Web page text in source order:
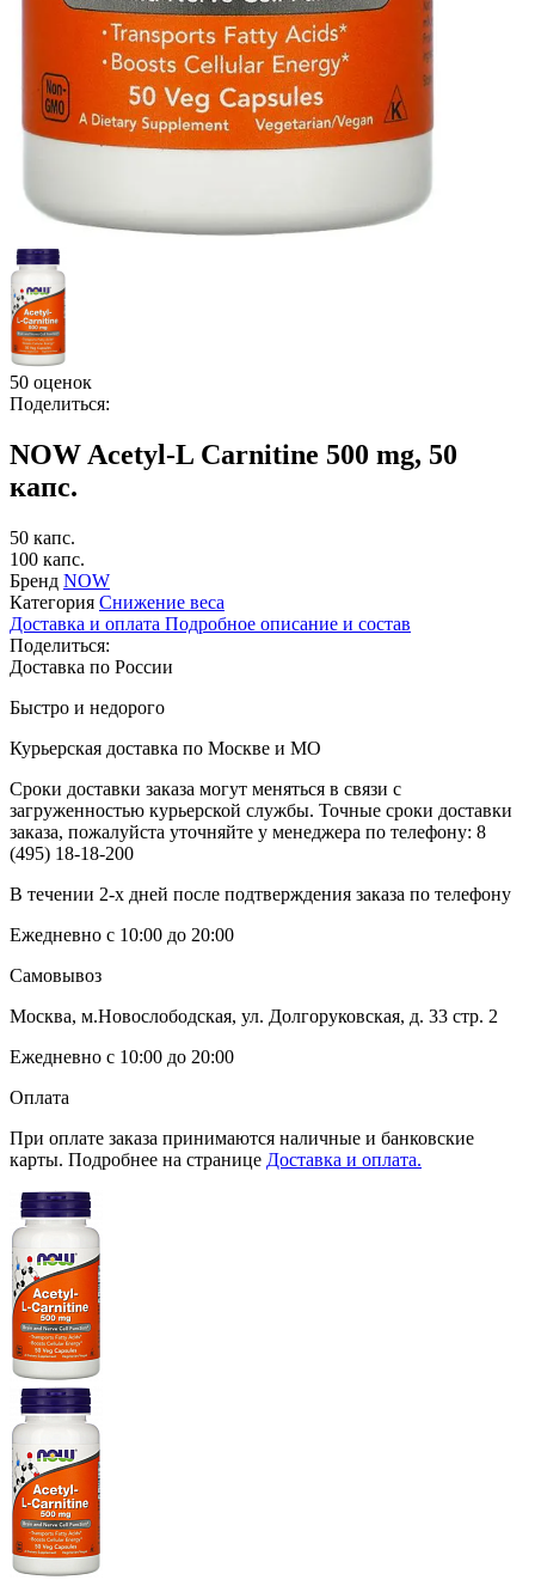
50 оценок
Поделиться:
NOW Acetyl-L Carnitine 500 mg, 50
капс.
50 капс.
100 капс.
Бренд NOW
Категория Снижение веса
Доставка и оплата Подробное описание и состав
Поделиться:
Доставка по России
Быстро и недорого
Курьерская доставка по Москве и МО
Сроки доставки заказа могут меняться в связи с
загруженностью курьерской службы. Точные сроки доставки
заказа, пожалуйста уточняйте у менеджера по телефону: 8
(495) 18-18-200
В течении 2-х дней после подтверждения заказа по телефону
Ежедневно с 10:00 до 20:00
Самовывоз
Москва, м.Новослободская, ул. Долгоруковская, д. 33 стр. 2
Ежедневно с 10:00 до 20:00
Оплата
При оплате заказа принимаются наличные и банковские
карты. Подробнее на странице Доставка и оплата.